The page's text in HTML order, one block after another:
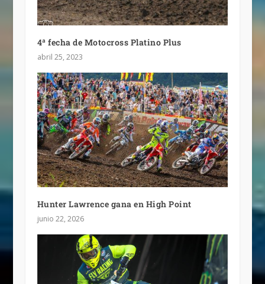
4ª fecha de Motocross Platino Plus
abril 25, 2023
Hunter Lawrence gana en High Point
junio 22, 2026